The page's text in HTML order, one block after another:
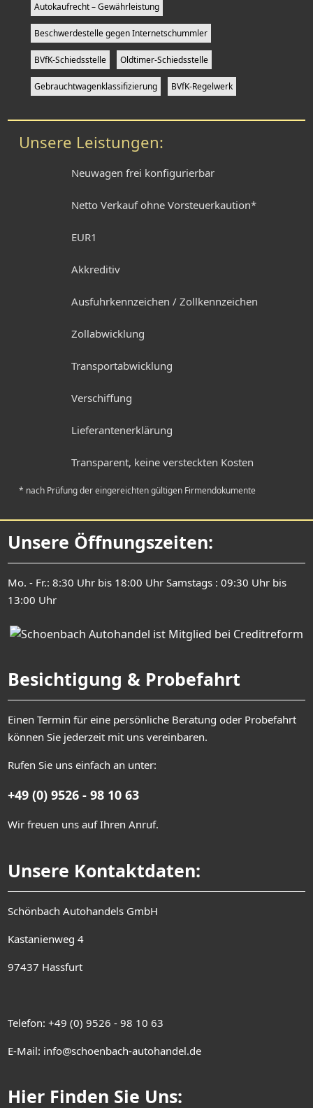
Autokaufrecht – Gewährleistung
Beschwerdestelle gegen Internetschummler
BVfK-Schiedsstelle Oldtimer-Schiedsstelle
Gebrauchtwagenklassifizierung BVfK-Regelwerk
Unsere Leistungen:
Neuwagen frei konfigurierbar
Netto Verkauf ohne Vorsteuerkaution*
EUR1
Akkreditiv
Ausfuhrkennzeichen / Zollkennzeichen
Zollabwicklung
Transportabwicklung
Verschiffung
Lieferantenerklärung
Transparent, keine versteckten Kosten
* nach Prüfung der eingereichten gültigen Firmendokumente
Unsere Öffnungszeiten:
Mo. - Fr.: 8:30 Uhr bis 18:00 Uhr Samstags : 09:30 Uhr bis
13:00 Uhr
Besichtigung & Probefahrt
Einen Termin für eine persönliche Beratung oder Probefahrt
können Sie jederzeit mit uns vereinbaren.
Rufen Sie uns einfach an unter:
+49 (0) 9526 - 98 10 63
Wir freuen uns auf Ihren Anruf.
Unsere Kontaktdaten:
Schönbach Autohandels GmbH
Kastanienweg 4
97437 Hassfurt
Telefon: +49 (0) 9526 - 98 10 63
E-Mail: info@schoenbach-autohandel.de
Hier Finden Sie Uns: